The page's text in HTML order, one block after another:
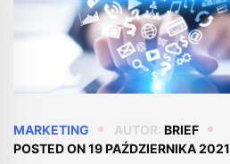
MARKETING AUTOR: BRIEF
POSTED ON19 PAŹDZIERNIKA 2021